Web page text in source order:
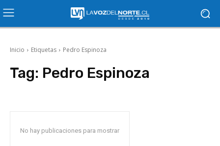
Inicio Etiquetas Pedro Espinoza
Tag: Pedro Espinoza
No hay publicaciones para mostrar